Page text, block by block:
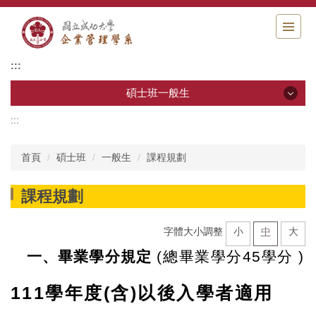
跳
內
容
:::
碩士班一般生
碩士班一般生最新消息
課程規劃
入學資格
相關表格與連結
:::
首頁 碩士班 一般生 課程規劃
課程規劃
字體大小調整 小 中 大
一、畢業學分規定 (總畢業學分45學分 )
111學年度(含)以後入學者適用